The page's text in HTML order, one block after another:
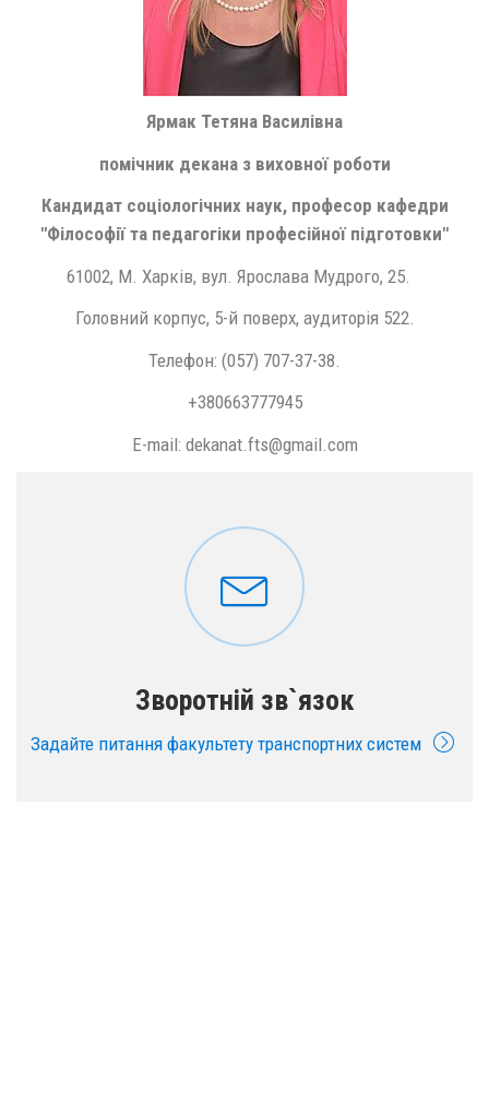
Ярмак Тетяна Василівна
помічник декана з виховної роботи
Кандидат соціологічних наук, професор кафедри
"Філософії та педагогіки професійної підготовки"
61002, М. Харків, вул. Ярослава Мудрого, 25.
Головний корпус, 5-й поверх, аудиторія 522.
Телефон: (057) 707-37-38.
+380663777945
E-mail: dekanat.fts@gmail.com
Зворотній зв`язок
Задайте питання факультету транспортних систем